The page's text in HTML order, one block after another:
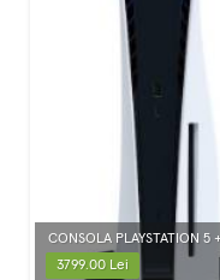
CONSOLA PLAYSTATION 5
3799.00 Lei